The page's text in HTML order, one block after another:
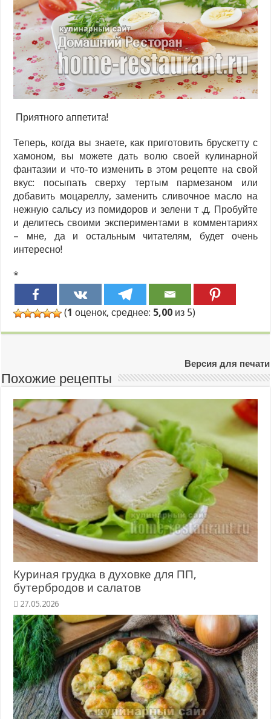
Приятного аппетита!
Теперь, когда вы знаете, как приготовить брускетту с
хамоном, вы можете дать волю своей кулинарной
фантазии и что-то изменить в этом рецепте на свой
вкус: посыпать сверху тертым пармезаном или
добавить моцареллу, заменить сливочное масло на
нежную сальсу из помидоров и зелени т .д. Пробуйте
и делитесь своими экспериментами в комментариях
– мне, да и остальным читателям, будет очень
интересно!
*
(1 оценок, среднее: 5,00 из 5)
Версия для печати
Похожие рецепты
Куриная грудка в духовке для ПП,
бутербродов и салатов
27.05.2026